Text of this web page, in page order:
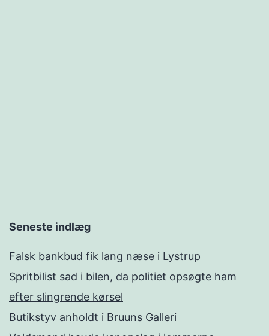
Seneste indlæg
Falsk bankbud fik lang næse i Lystrup
Spritbilist sad i bilen, da politiet opsøgte ham
efter slingrende kørsel
Butikstyv anholdt i Bruuns Galleri